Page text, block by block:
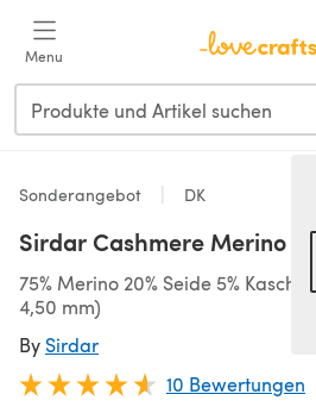
Menu
Sonderangebot DK
Sirdar Cashmere Merino
75% Merino 20% Seide 5%
4,50 mm)
By Sirdar
10 Bewertungen